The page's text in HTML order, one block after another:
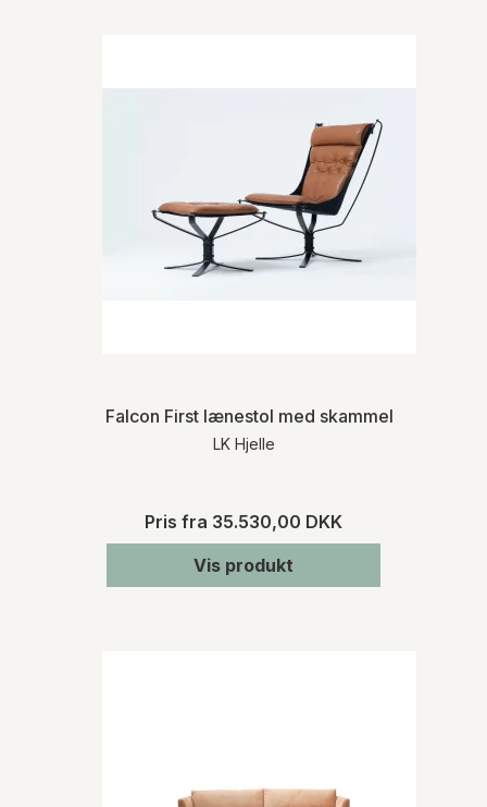
Falcon First lænestol med skammel | LK Hjelle
LK Hjelle
Pris fra 35.530,00 DKK
Vis produkt